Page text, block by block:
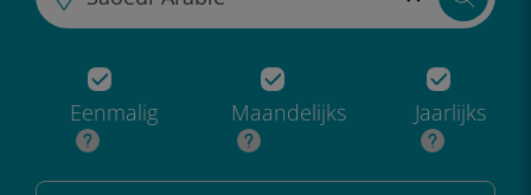
Eenmalig Maandelijks Jaarlijks